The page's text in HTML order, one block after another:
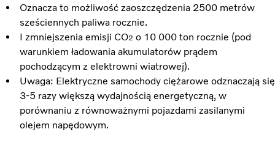
Oznacza to możliwość zaoszczędzenia 2500 metrów
sześciennych paliwa rocznie.
I zmniejszenia emisji CO2 o 10 000 ton rocznie (pod
warunkiem ładowania akumulatorów prądem
pochodzącym z elektrowni wiatrowej).
Uwaga: Elektryczne samochody ciężarowe odznaczają się
3-5 razy większą wydajnością energetyczną, w
porównaniu z równoważnymi pojazdami zasilanymi
olejem napędowym.